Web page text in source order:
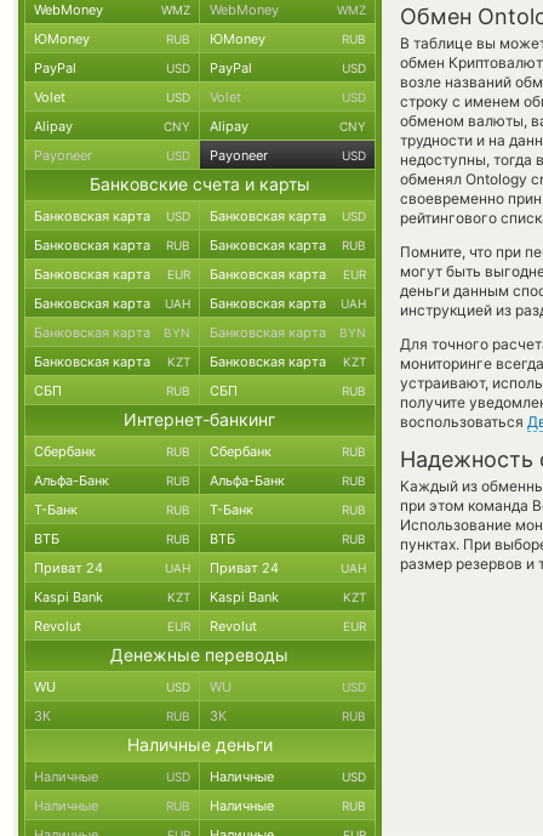
Обмен
В таблице вы
обмен
возле названий
строку с именем
обменом валюты,
трудности и на
недоступны, тогда
обменял Ontology
своевременно
рейтингового
Помните, что при
могут быть
деньги данным
инструкцией из
Для точного
мониторинге
устраивают,
получите
воспользоваться
Надежность
Каждый из
при этом команда
Использование
пунктах. При
размер резервов и
WebMoney WMZ WebMoney WMZ
ЮMoney RUB ЮMoney RUB
PayPal USD PayPal USD
Volet USD Volet USD
Alipay CNY Alipay CNY
Payoneer USD Payoneer USD
Банковские счета и карты
Банковская карта USD Банковская карта USD
Банковская карта RUB Банковская карта RUB
Банковская карта EUR Банковская карта EUR
Банковская карта UAH Банковская карта UAH
Банковская карта BYN Банковская карта BYN
Банковская карта KZT Банковская карта KZT
СБП RUB СБП RUB
Интернет-банкинг
Сбербанк RUB Сбербанк RUB
Альфа-Банк RUB Альфа-Банк RUB
Т-Банк RUB Т-Банк RUB
ВТБ RUB ВТБ RUB
Приват 24 UAH Приват 24 UAH
Kaspi Bank KZT Kaspi Bank KZT
Revolut EUR Revolut EUR
Денежные переводы
WU USD WU USD
ЗК RUB ЗК RUB
Наличные деньги
Наличные USD Наличные USD
Наличные RUB Наличные RUB